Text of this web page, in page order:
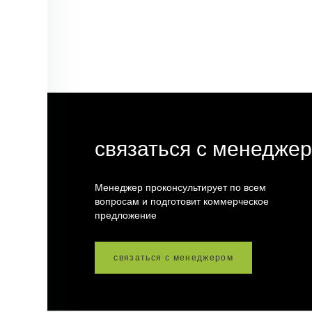
связаться с
Менеджер проконсультирует по всем
вопросам и подготовит коммерческое
предложение
связаться с менеджером